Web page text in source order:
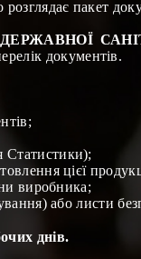
пакет
документів.
Статистики);
цієї
виробника;
або листи
днів.